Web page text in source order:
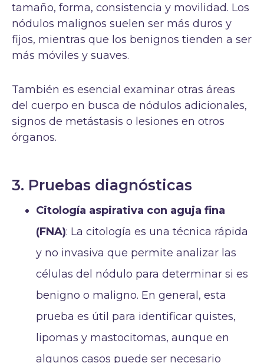
tamaño, forma, consistencia y movilidad. Los
nódulos malignos suelen ser más duros y
fijos, mientras que los benignos tienden a ser
más móviles y suaves.
También es esencial examinar otras áreas
del cuerpo en busca de nódulos adicionales,
signos de metástasis o lesiones en otros
órganos.
3. Pruebas diagnósticas
Citología aspirativa con aguja fina
(FNA): La citología es una técnica rápida
y no invasiva que permite analizar las
células del nódulo para determinar si es
benigno o maligno. En general, esta
prueba es útil para identificar quistes,
lipomas y mastocitomas, aunque en
algunos casos puede ser necesario